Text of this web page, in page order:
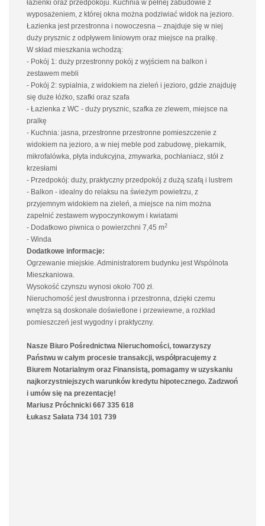
łazienki oraz przedpokoju. Kuchnia w pełnej zabudowie z
wyposażeniem, z której okna można podziwiać widok na jezioro.
Łazienka jest przestronna i nowoczesna – znajduje się w niej
duży prysznic z odpływem liniowym oraz miejsce na pralkę.
W skład mieszkania wchodzą:
- Pokój 1: duży przestronny pokój z wyjściem na balkon i
zestawem mebli
- Pokój 2: sypialnia, z widokiem na zieleń i jezioro, gdzie znajduję
się duże łóżko, szafki oraz szafa
- Łazienka z WC - duży prysznic, szafka ze zlewem, miejsce na
pralkę
- Kuchnia: jasna, przestronne przestronne pomieszczenie z
widokiem na jezioro, a w niej meble pod zabudowę, piekarnik,
mikrofalówka, płyta indukcyjna, zmywarka, pochłaniacz, stół z
krzesłami
- Przedpokój: duży, praktyczny przedpokój z dużą szafą i lustrem
- Balkon - idealny do relaksu na świeżym powietrzu, z
przyjemnym widokiem na zieleń, a miejsce na nim można
zapełnić zestawem wypoczynkowym i kwiatami
- Dodatkowo piwnica o powierzchni 7,45 m2
- Winda
Dodatkowe informacje:
Ogrzewanie miejskie. Administratorem budynku jest Wspólnota
Mieszkaniowa.
Wysokość czynszu wynosi około 700 zł.
Nieruchomość jest dwustronna i przestronna, dzięki czemu
wnętrza są doskonale doświetlone i przewiewne, a rozkład
pomieszczeń jest wygodny i praktyczny.
Nasze Biuro Pośrednictwa Nieruchomości, towarzyszy
Państwu w całym procesie transakcji, współpracujemy z
Biurem Notarialnym oraz Finansistą, pomagamy w uzyskaniu
najkorzystniejszych warunków kredytu hipotecznego. Zadzwoń
i umów się na prezentację!
Mariusz Próchnicki 667 335 618
Łukasz Sałata 734 101 739